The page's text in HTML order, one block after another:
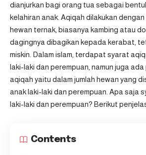
dianjurkan bagi orang tua sebagai
kelahiran anak. Aqiqah dilakukan dengan
hewan ternak, biasanya kambing atau
dagingnya dibagikan kepada kerabat,
miskin. Dalam islam, terdapat syarat
laki-laki dan perempuan, namun juga
aqiqah yaitu dalam jumlah hewan yang
anak laki-laki dan perempuan. Apa saja
laki-laki dan perempuan? Berikut
Contents